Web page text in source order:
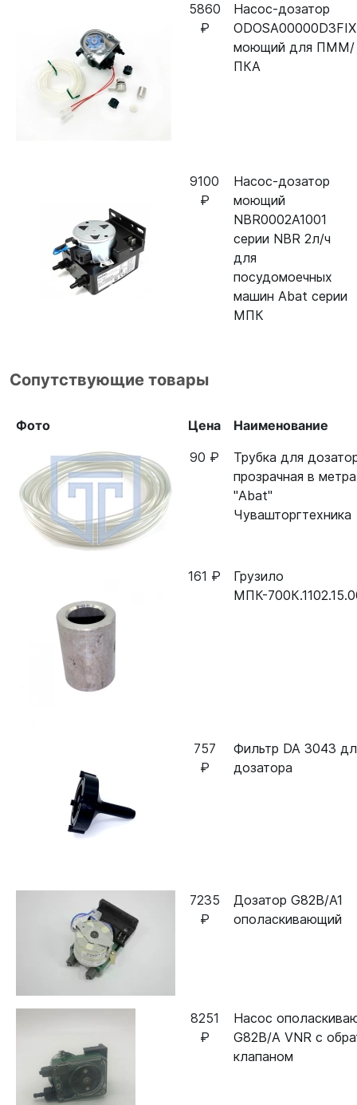
5860
₽
Насос-дозатор
ODOSA00000D3FIX
моющий для ПММ/
ПКА
9100
₽
Насос-дозатор
моющий
NBR0002A1001
серии NBR 2л/ч
для
посудомоечных
машин Abat серии
МПК
Сопутствующие товары
Фото Цена
Наименование
90 ₽
Трубка для
прозрачная в
"Abat"
Чувашторгтехника
161 ₽
Грузило
МПК-
757
₽
Фильтр DA 3043
дозатора
7235
₽
Дозатор G82B/A1
ополаскивающий
8251
₽
Насос
G82B/A VNR с
клапаном